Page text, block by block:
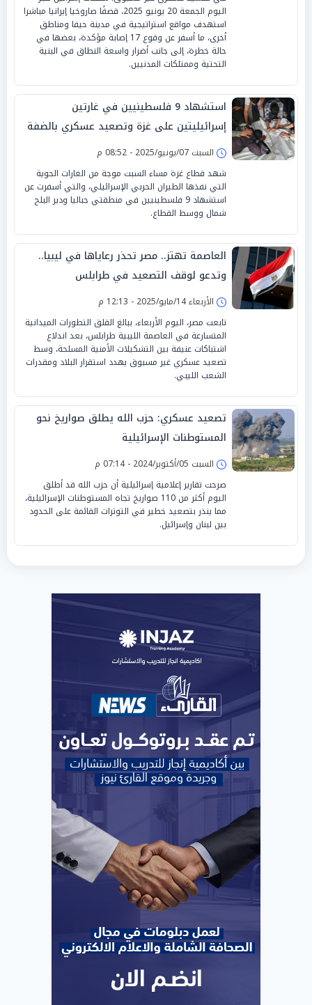
اليوم الجمعة 20 يونيو 2025، قصفًا صاروخيا إيرانيا مباشرا
استهدف مواقع استراتيجية في مدينة حيفا ومناطق
أخرى، ما أسفر عن وقوع 17 إصابة مؤكدة، بعضها في
حالة خطرة، إلى جانب أضرار واسعة النطاق في البنية
التحتية وممتلكات المدنيين.
استشهاد 9 فلسطينيين في غارتين
إسرائيليتين على غزة وتصعيد عسكري بالضفة
الغربيةالسبت 07/يونيو/2025 - 08:52 م
شهد قطاع غزة مساء السبت موجة من الغارات الجوية
التي نفذها الطيران الحربي الإسرائيلي، والتي أسفرت عن
استشهاد 9 فلسطينيين في منطقتي جباليا ودير البلح
شمال ووسط القطاع.
العاصمة تهتز.. مصر تحذر رعاياها في ليبيا..
وتدعو لوقف التصعيد في طرابلس
الأربعاء 14/مايو/2025 - 12:13 م
تابعت مصر، اليوم الأربعاء، ببالغ القلق التطورات الميدانية
المتسارعة في العاصمة الليبية طرابلس، بعد اندلاع
اشتباكات عنيفة بين التشكيلات الأمنية المسلحة، وسط
تصعيد عسكري غير مسبوق يهدد استقرار البلاد ومقدرات
الشعب الليبي.
تصعيد عسكري: حزب الله يطلق صواريخ نحو
المستوطنات الإسرائيلية
السبت 05/أكتوبر/2024 - 07:14 م
صرحت تقارير إعلامية إسرائيلية أن حزب الله قد أطلق
اليوم أكثر من 110 صواريخ تجاه المستوطنات الإسرائيلية،
مما ينذر بتصعيد خطير في التوترات القائمة على الحدود
بين لبنان وإسرائيل.